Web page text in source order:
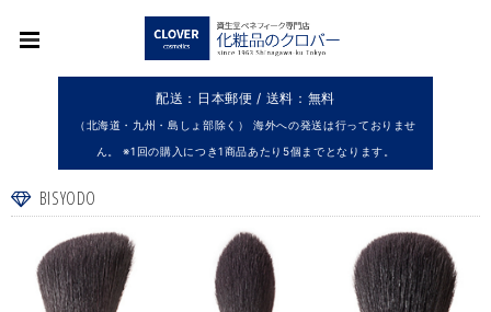
配送：日本郵便 / 送料：無料
（北海道・九州・島しょ部除く） 海外への発送は行っておりませ
ん。 ※1回の購入につき1商品あたり5個までとなります。
BISYODO